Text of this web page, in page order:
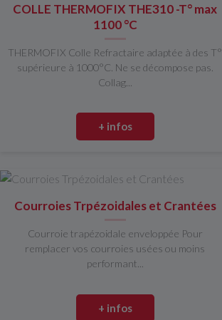
COLLE THERMOFIX THE310 -T° max
1100 °C
THERMOFIX Colle Refractaire adaptée à des T°
supérieure à 1000°C. Ne se décompose pas.
Collag...
+ infos
Courroies Trpézoidales et Crantées
Courroie trapézoidale enveloppée Pour
remplacer vos courroies usées ou moins
performant...
+ infos